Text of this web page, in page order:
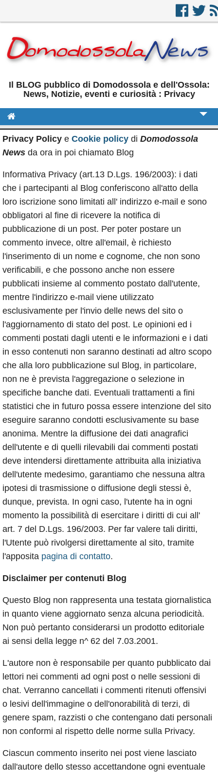
Il BLOG pubblico di Domodossola e dell'Ossola:
News, Notizie, eventi e curiosità : Privacy
Cronaca
Politica
Sport
Eventi
Rubriche
Calendario
Annunci
Privacy Policy e Cookie policy di Domodossola
News da ora in poi chiamato Blog
Informativa Privacy (art.13 D.Lgs. 196/2003): i dati
che i partecipanti al Blog conferiscono all'atto della
loro iscrizione sono limitati all' indirizzo e-mail e sono
obbligatori al fine di ricevere la notifica di
pubblicazione di un post. Per poter postare un
commento invece, oltre all'email, è richiesto
l'inserimento di un nome e cognome, che non sono
verificabili, e che possono anche non essere
pubblicati insieme al commento postato dall'utente,
mentre l'indirizzo e-mail viene utilizzato
esclusivamente per l'invio delle news del sito o
l'aggiornamento di stato del post. Le opinioni ed i
commenti postati dagli utenti e le informazioni e i dati
in esso contenuti non saranno destinati ad altro scopo
che alla loro pubblicazione sul Blog, in particolare,
non ne è prevista l'aggregazione o selezione in
specifiche banche dati. Eventuali trattamenti a fini
statistici che in futuro possa essere intenzione del sito
eseguire saranno condotti esclusivamente su base
anonima. Mentre la diffusione dei dati anagrafici
dell'utente e di quelli rilevabili dai commenti postati
deve intendersi direttamente attribuita alla iniziativa
dell'utente medesimo, garantiamo che nessuna altra
ipotesi di trasmissione o diffusione degli stessi è,
dunque, prevista. In ogni caso, l'utente ha in ogni
momento la possibilità di esercitare i diritti di cui all'
art. 7 del D.Lgs. 196/2003. Per far valere tali diritti,
l'Utente può rivolgersi direttamente al sito, tramite
l'apposita pagina di contatto.
Disclaimer per contenuti Blog
Questo Blog non rappresenta una testata giornalistica
in quanto viene aggiornato senza alcuna periodicità.
Non può pertanto considerarsi un prodotto editoriale
ai sensi della legge n^ 62 del 7.03.2001.
L'autore non è responsabile per quanto pubblicato dai
lettori nei commenti ad ogni post o nelle sessioni di
chat. Verranno cancellati i commenti ritenuti offensivi
o lesivi dell'immagine o dell'onorabilità di terzi, di
genere spam, razzisti o che contengano dati personali
non conformi al rispetto delle norme sulla Privacy.
Ciascun commento inserito nei post viene lasciato
dall'autore dello stesso accettandone ogni eventuale